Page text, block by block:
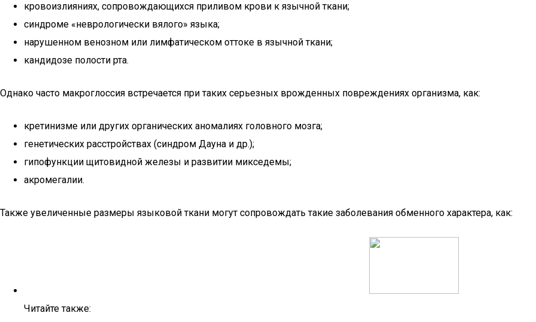
кровоизлияниях, сопровождающихся приливом крови к язычной ткани;
синдроме «неврологически вялого» языка;
нарушенном венозном или лимфатическом оттоке в язычной ткани;
кандидозе полости рта.
Однако часто макроглоссия встречается при таких серьезных врожденных повреждениях организма, как:
кретинизме или других органических аномалиях головного мозга;
генетических расстройствах (синдром Дауна и др.);
гипофункции щитовидной железы и развитии микседемы;
акромегалии.
Также увеличенные размеры языковой ткани могут сопровождать такие заболевания обменного характера, как:
Читайте также: